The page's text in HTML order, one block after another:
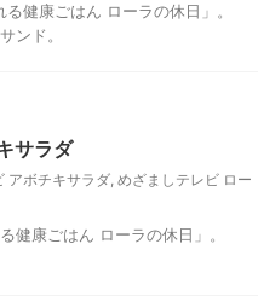
健康ごはん ローラの休日」。
ンド。
サラダ
アボチキサラダ, めざましテレビ ロー
健康ごはん ローラの休日」。